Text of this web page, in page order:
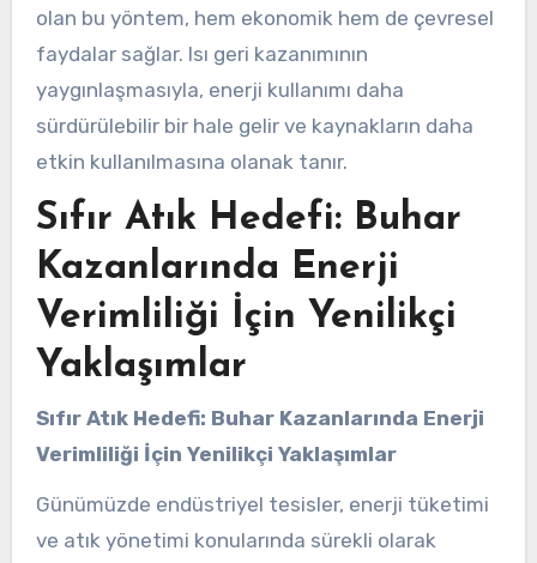
olan bu yöntem, hem ekonomik hem de çevresel
faydalar sağlar. Isı geri kazanımının
yaygınlaşmasıyla, enerji kullanımı daha
sürdürülebilir bir hale gelir ve kaynakların daha
etkin kullanılmasına olanak tanır.
Sıfır Atık Hedefi: Buhar
Kazanlarında Enerji
Verimliliği İçin Yenilikçi
Yaklaşımlar
Sıfır Atık Hedefi: Buhar Kazanlarında Enerji
Verimliliği İçin Yenilikçi Yaklaşımlar
Günümüzde endüstriyel tesisler, enerji tüketimi
ve atık yönetimi konularında sürekli olarak